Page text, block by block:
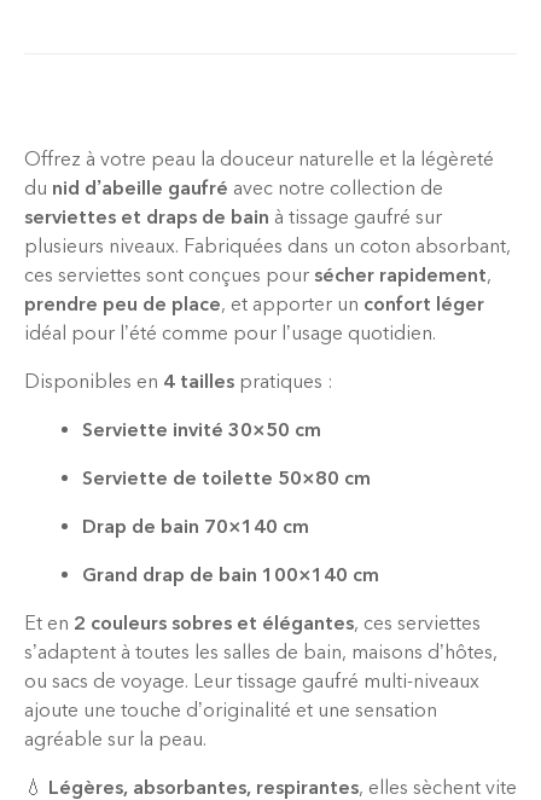
Offrez à votre peau la douceur naturelle et la légèreté
du nid d’abeille gaufré avec notre collection de
serviettes et draps de bain à tissage gaufré sur
plusieurs niveaux. Fabriquées dans un coton absorbant,
ces serviettes sont conçues pour sécher rapidement,
prendre peu de place, et apporter un confort léger
idéal pour l’été comme pour l’usage quotidien.
Disponibles en 4 tailles pratiques :
Serviette invité 30×50 cm
Serviette de toilette 50×80 cm
Drap de bain 70×140 cm
Grand drap de bain 100×140 cm
Et en 2 couleurs sobres et élégantes, ces serviettes
s’adaptent à toutes les salles de bain, maisons d’hôtes,
ou sacs de voyage. Leur tissage gaufré multi-niveaux
ajoute une touche d’originalité et une sensation
agréable sur la peau.
💧 Légères, absorbantes, respirantes, elles sèchent vite